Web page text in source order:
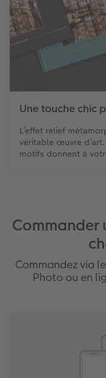
Une touche chic
L’effet relief
véritable œuvre
motifs donnent à
Commander
Commandez via
Photo ou en